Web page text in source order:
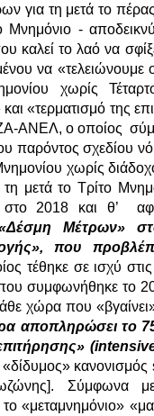
για τη μετά το
-
το λαό να
να «τελειώνουμε
χωρίς
«τερματισμό της
ΑΝΕΛ, ο οποίος
παρόντος σχεδίου
χωρίς
μετά το Τρίτο
2018 και θ’
Μέτρων»
που
τέθηκε σε ισχύ
συμφωνήθηκε το
κάθε χώρα που
αποπληρώσει το
κανονισμός
Σύμφωνα με
«μεταμνημόνιο»